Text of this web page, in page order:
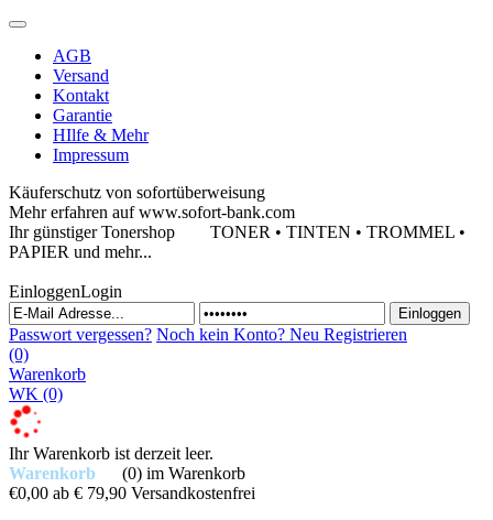
AGB
Versand
Kontakt
Garantie
HIlfe & Mehr
Impressum
Käuferschutz von sofortüberweisung
Mehr erfahren auf www.sofort-bank.com
Ihr günstiger Tonershop TONER • TINTEN • TROMMEL •
PAPIER und mehr...
EinloggenLogin
Passwort vergessen? Noch kein Konto? Neu Registrieren
(0)
Warenkorb
WK (0)
Ihr Warenkorb ist derzeit leer.
Warenkorb
(0) im Warenkorb
€0,00 ab € 79,90 Versandkostenfrei